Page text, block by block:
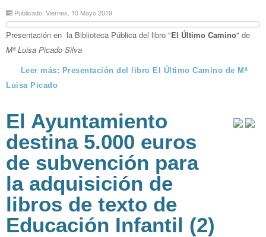
Publicado: Viernes, 10 Mayo 2019
Presentación en la Biblioteca Pública del libro "El Último Camino" de
Mª Luisa Picado Silva
Leer más: Presentación del libro El Último Camino de Mª
Luisa Picado
El Ayuntamiento
destina 5.000 euros
de subvención para
la adquisición de
libros de texto de
Educación Infantil (2)